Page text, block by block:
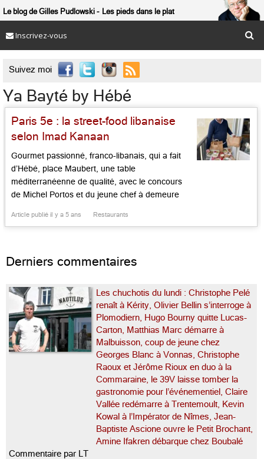
Le blog de Gilles Pudlowski Les pieds dans le plat
Inscrivez-vous
Suivez moi 
Ya Bayté by Hébé
Paris 5e : la street-food libanaise
selon Imad Kanaan
Gourmet passionné, franco-libanais, qui a fait
d’Hébé, place Maubert, une table
méditerranéenne de qualité, avec le concours
de Michel Portos et du jeune chef à demeure
entrepreneur battant à l’enthousiasme
ba des plats […]...
Article publié il y a 5 ans Restaurants
Derniers commentaires
Les chuchotis du lundi : Christophe Pelé
renaît à Kérity, Olivier Bellin s’interroge à
Plomodiern, Hugo Bourny quitte Lucas-
Carton, Matthias Marc démarre à
Malbuisson, coup de jeune chez
Georges Blanc à Vonnas, Christophe
Raoux et Jérôme Rioux en duo à la
Commaraine, le 39V laisse tomber la
gastronomie pour l’événementiel, Claire
Vallée redémarre à Trentemoult, Kevin
Kowal à l’Impérator de Nîmes, Jean-
Baptiste Ascione ouvre le Petit Brochant,
Amine Ifakren débarque chez Boubalé
Commentaire par LT